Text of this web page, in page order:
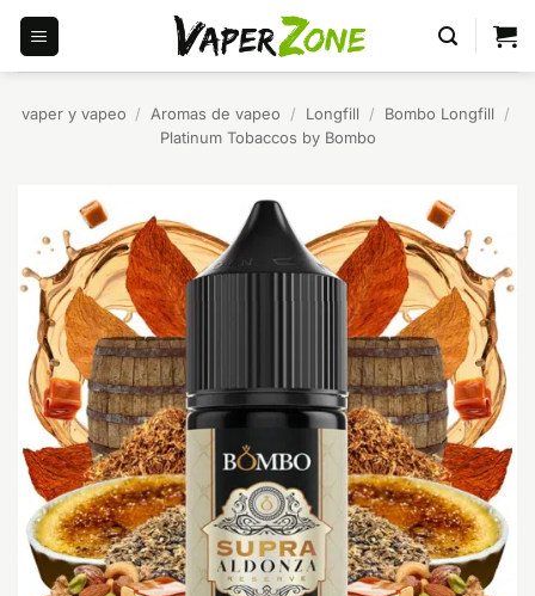
Saltar
contenido
vaper y vapeo / Aromas de vapeo / Longfill / Bombo Longfill
/
Platinum Tobaccos by Bombo